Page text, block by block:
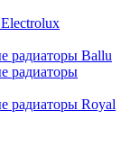
радиаторы Ballu
радиаторы
радиаторы Royal